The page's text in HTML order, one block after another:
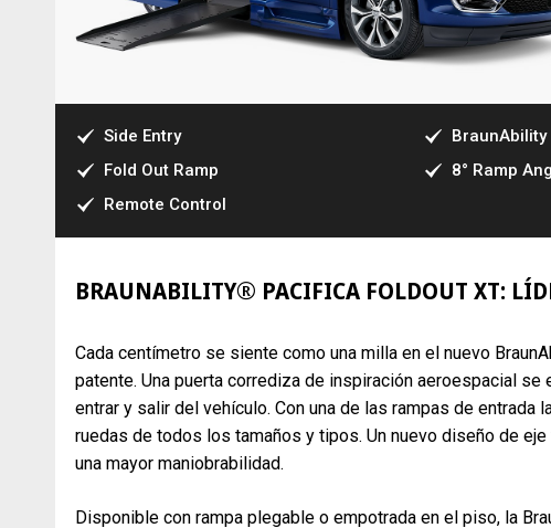
Side Entry BraunAbility
Fold Out Ramp
8° Ramp
Remote Control
BRAUNABILITY® PACIFICA FOLDOUT XT:
Cada centímetro se siente como una milla en el nuevo
patente. Una puerta corrediza de inspiración aeroespacial
entrar y salir del vehículo. Con una de las rampas de
ruedas de todos los tamaños y tipos. Un nuevo diseño de
una mayor maniobrabilidad.
Disponible con rampa plegable o empotrada en el piso, la